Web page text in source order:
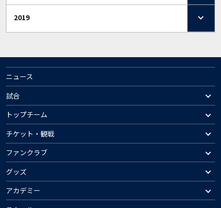
2019
ニュース
試合
トップチーム
チケット・観戦
ファンクラブ
グッズ
アカデミー